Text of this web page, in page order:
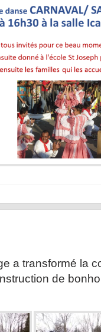
a transformé la
de